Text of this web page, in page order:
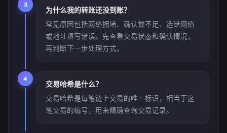
3
为什么我的转账还没到账？
常见原因包括网络拥堵、确认数不足、选错网络
或地址填写错误。先查看交易状态和确认情况，
再判断下一步处理方式。
4
交易哈希是什么？
交易哈希是每笔链上交易的唯一标识，相当于这
笔交易的编号，用来精确查询交易记录。